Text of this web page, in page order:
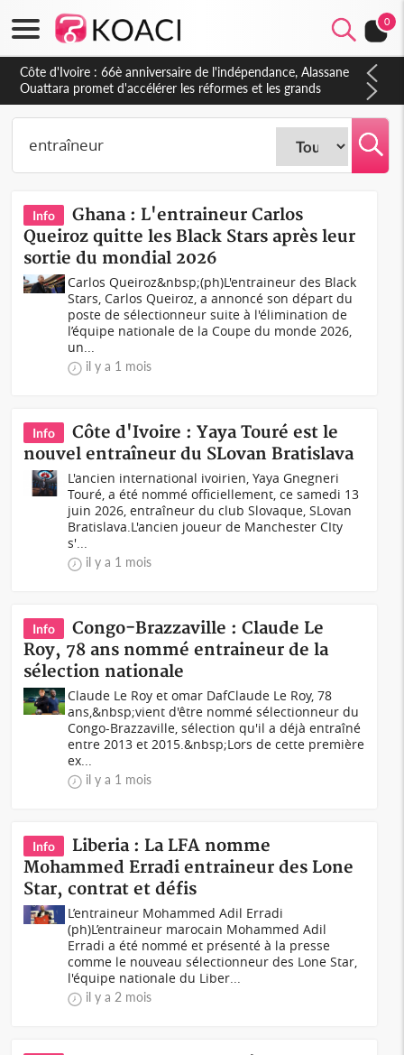
0
Info
Ghana : L'entraineur Carlos
Queiroz quitte les Black Stars après leur
sortie du mondial 2026
Carlos Queiroz&nbsp;(ph)L'entraineur des Black
Stars, Carlos Queiroz, a annoncé son départ du
poste de sélectionneur suite à l'élimination de
l’équipe nationale de la Coupe du monde 2026,
un...
il y a 1 mois
Info
Côte d'Ivoire : Yaya Touré est le
nouvel entraîneur du SLovan Bratislava
L'ancien international ivoirien, Yaya Gnegneri
Touré, a été nommé officiellement, ce samedi 13
juin 2026, entraîneur du club Slovaque, SLovan
Bratislava.L'ancien joueur de Manchester CIty
s'...
il y a 1 mois
Info
Congo-Brazzaville : Claude Le
Roy, 78 ans nommé entraineur de la
sélection nationale
Claude Le Roy et omar DafClaude Le Roy, 78
ans,&nbsp;vient d'être nommé sélectionneur du
Congo-Brazzaville, sélection qu'il a déjà entraîné
entre 2013 et 2015.&nbsp;Lors de cette première
ex...
il y a 1 mois
Info
Liberia : La LFA nomme
Mohammed Erradi entraineur des Lone
Star, contrat et défis
L’entraineur Mohammed Adil Erradi
(ph)L’entraineur marocain Mohammed Adil
Erradi a été nommé et présenté à la presse
comme le nouveau sélectionneur des Lone Star,
l'équipe nationale du Liber...
il y a 2 mois